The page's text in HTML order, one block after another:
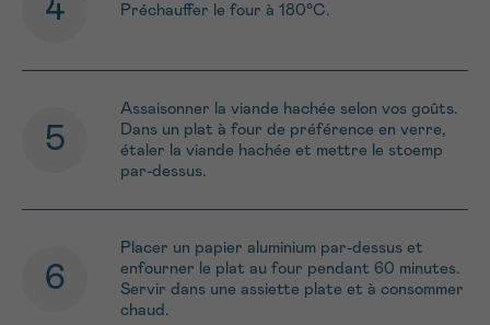
Préchauffer le four à 180°C.
Assaisonner la viande hachée selon vos goûts.
Dans un plat à four de préférence en verre,
étaler la viande hachée et mettre le stoemp
par-dessus.
Placer un papier aluminium par-dessus et
enfourner le plat au four pendant 60 minutes.
Servir dans une assiette plate et à consommer
chaud.